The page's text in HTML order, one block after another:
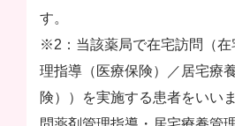
す。
※2：当該薬局で在宅訪問（在
理指導（医療保険）／居宅療
険））を実施する患者をいい